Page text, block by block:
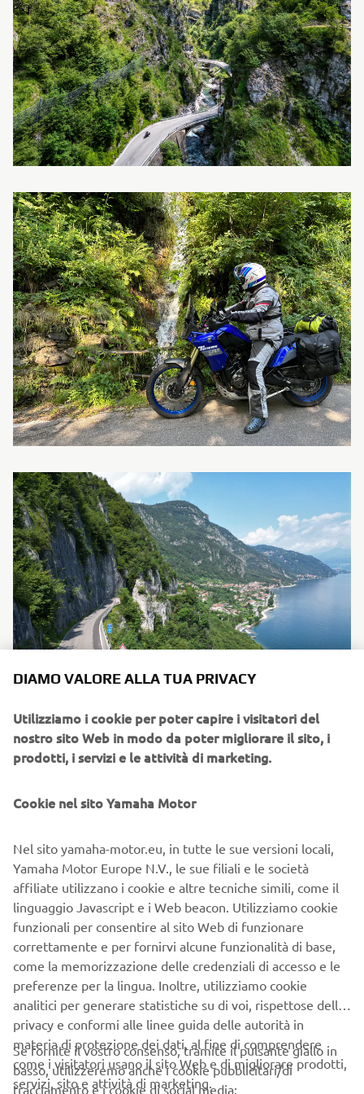
per seguire, all’altezza di
Colico , il corso dell’Adda fino a
Morbegno , e da qui il tracciato dell’antica via Priula
, nata
ex novo alla fine del ‘500 per collegare la Bergamo veneta
alla Valtellina svizzera.
Zona d’alpeggio da cui nascono straordinari e unici
formaggi è tra questi terreni che la strada che si inerpica
fino ai 2000 (quasi) metri diPasso San Marcodove il
leone alato della Serenissima ci aspetta. Ma è il versante a
sud la vera perla amata dalle centinaia di motociclisti che
come noi sono qui a godere della bellezza della strada e
del paesaggio e il piacere di guidare una moto.
Un tornante dopo l’altro è ora di scendere fino ad
DIAMO VALORE ALLA TUA PRIVACY
Utilizziamo i cookie per poter capire i visitatori del
nostro sito Web in modo da poter migliorare il sito, i
prodotti, i servizi e le attività di marketing.
Cookie nel sito Yamaha Motor
Nel sito yamaha-motor.eu, in tutte le sue versioni locali,
Yamaha Motor Europe N.V., le sue filiali e le società
affiliate utilizzano i cookie e altre tecniche simili, come il
linguaggio Javascript e i Web beacon. Utilizziamo cookie
funzionali per consentire al sito Web di funzionare
correttamente e per fornirvi alcune funzionalità di base,
come la memorizzazione delle credenziali di accesso e le
preferenze per la lingua. Inoltre, utilizziamo cookie
analitici per generare statistiche su di voi, rispettose della
privacy e conformi alle linee guida delle autorità in
materia di protezione dei dati, al fine di comprendere
come i visitatori usano il sito Web e di migliorare prodotti,
servizi, sito e attività di marketing.
Se fornite il vostro consenso, tramite il pulsante giallo in
basso, utilizzeremo anche i cookie pubblicitari/di
tracciamento e i cookie di social media: